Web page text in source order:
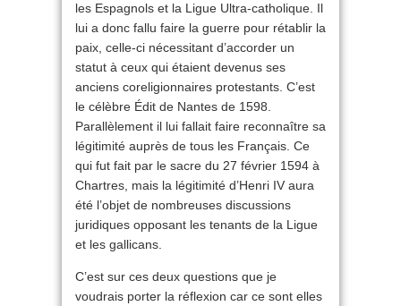
les Espagnols et la Ligue Ultra-catholique. Il
lui a donc fallu faire la guerre pour rétablir la
paix, celle-ci nécessitant d’accorder un
statut à ceux qui étaient devenus ses
anciens coreligionnaires protestants. C’est
le célèbre Édit de Nantes de 1598.
Parallèlement il lui fallait faire reconnaître sa
légitimité auprès de tous les Français. Ce
qui fut fait par le sacre du 27 février 1594 à
Chartres, mais la légitimité d’Henri IV aura
été l’objet de nombreuses discussions
juridiques opposant les tenants de la Ligue
et les gallicans.
C’est sur ces deux questions que je
voudrais porter la réflexion car ce sont elles